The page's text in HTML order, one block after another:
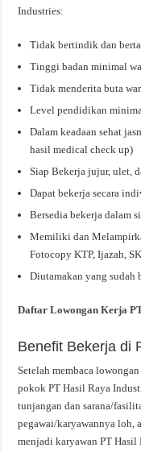
Industries:
Tidak bertindik dan
Tinggi badan minimal
Tidak menderita buta
Level pendidikan
Dalam keadaan sehat
hasil medical check up)
Siap Bekerja jujur, ulet,
Dapat bekerja secara
Bersedia bekerja dalam
Memiliki dan
Fotocopy KTP, Ijazah,
Diutamakan yang sudah
Daftar Lowongan Kerja
Benefit Bekerja di
Setelah membaca
pokok PT Hasil Raya
tunjangan dan sarana/
pegawai/karyawannya loh,
menjadi karyawan PT Hasil